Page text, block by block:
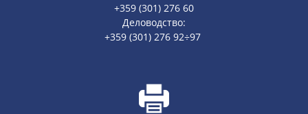
+359 (301) 276 60
Деловодство:
+359 (301) 276 92÷97